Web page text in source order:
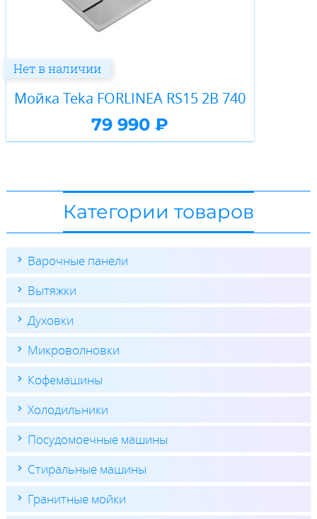
Мойка Teka FORLINEA RS15 2B 740
79 990 ₽
Нет в наличии
Категории товаров
Варочные панели
Вытяжки
Духовки
Микроволновки
Кофемашины
Холодильники
Посудомоечные машины
Стиральные машины
Гранитные мойки